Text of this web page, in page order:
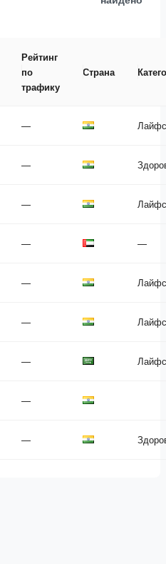
Рейтинг
по
трафику
Страна
—
—
—
— —
—
—
—
—
—